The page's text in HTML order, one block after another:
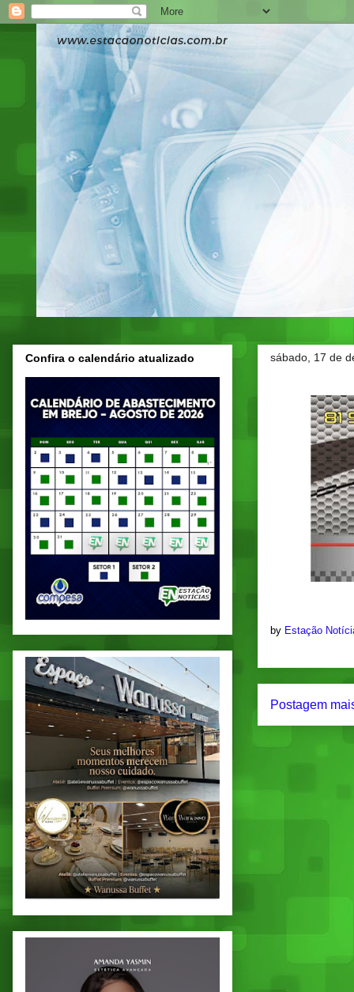
sábado, 17 de
by Estação
Postagem
Confira o calendário atualizado